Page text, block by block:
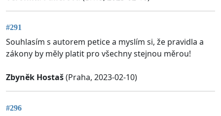
#291
Souhlasím s autorem petice a myslím si, že pravidla a
zákony by měly platit pro všechny stejnou měrou!
Zbyněk Hostaš(Praha, 2023-02-10)
#296